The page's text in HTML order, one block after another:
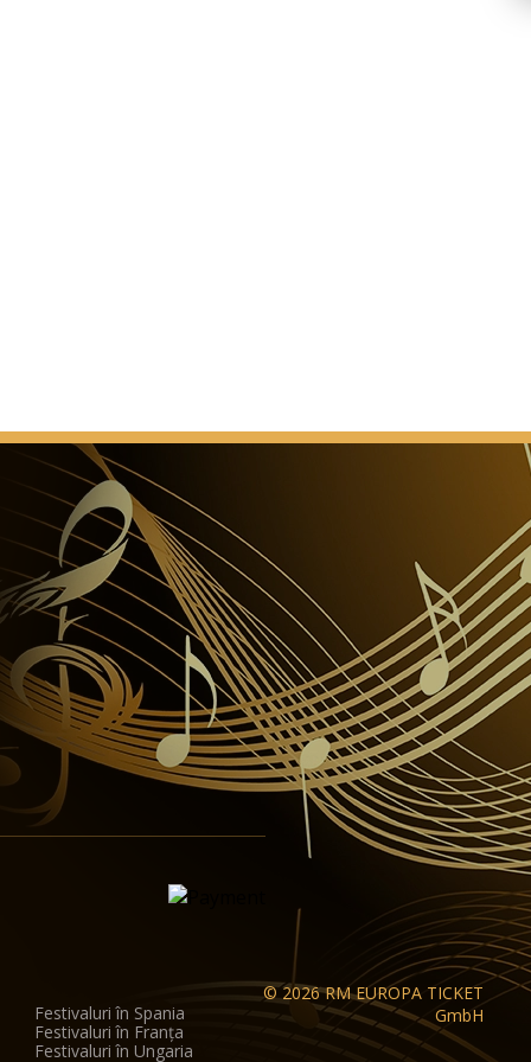
Festivaluri în Spania
Festivaluri în Franța
Festivaluri în Ungaria
© 2026 RM EUROPA TICKET
GmbH